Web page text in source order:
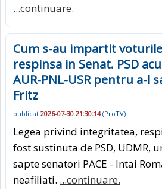
...continuare.
Cum s-au impartit
respinsa in Senat. PSD
AUR-PNL-USR pentru a-l
Fritz
publicat 2026-07-30 21:30:14(ProTV)
Legea privind integritatea,
fost sustinuta de PSD, UDMR,
sapte senatori PACE - Intai
neafiliati. ...continuare.